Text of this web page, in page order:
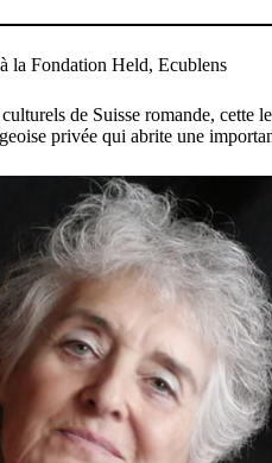
la Fondation Held, Ecublens
de Suisse romande, cette
privée qui abrite une